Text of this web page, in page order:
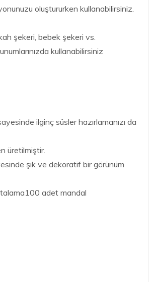
oluştururken kullanabilirsiniz.
şekeri, bebek şekeri vs.
kullanabilirsiniz
ilginç süsler hazırlamanızı da
üretilmiştir.
şık ve dekoratif bir görünüm
adet mandal